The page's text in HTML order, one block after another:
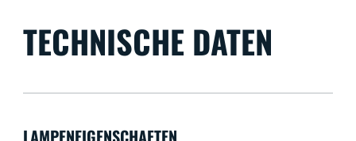
TECHNISCHE DATEN
LAMPENEIGENSCHAFTEN